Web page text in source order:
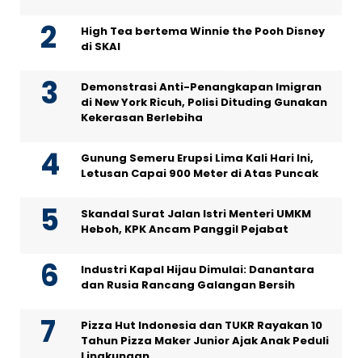
High Tea bertema Winnie the Pooh Disney
di SKAI
Demonstrasi Anti-Penangkapan Imigran
di New York Ricuh, Polisi Dituding Gunakan
Kekerasan Berlebiha
Gunung Semeru Erupsi Lima Kali Hari Ini,
Letusan Capai 900 Meter di Atas Puncak
Skandal Surat Jalan Istri Menteri UMKM
Heboh, KPK Ancam Panggil Pejabat
Industri Kapal Hijau Dimulai: Danantara
dan Rusia Rancang Galangan Bersih
Pizza Hut Indonesia dan TUKR Rayakan 10
Tahun Pizza Maker Junior Ajak Anak Peduli